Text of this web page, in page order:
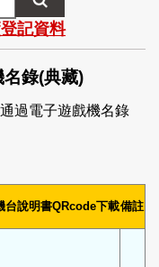
記資料
錄(典藏)
過電子遊戲機名錄
台說明書QRcode下載備註